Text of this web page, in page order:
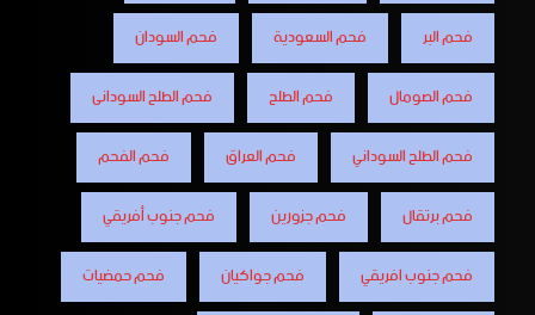
فحم البر
فحم السعودية
فحم السودان
فحم الصومال
فحم الطلح
فحم الطلح السودانى
فحم الطلح السوداني
فحم العراق
فحم الفحم
فحم برتقال
فحم جزورين
فحم جنوب أفريقي
فحم جنوب افريقي
فحم جواكيان
فحم حمضيات